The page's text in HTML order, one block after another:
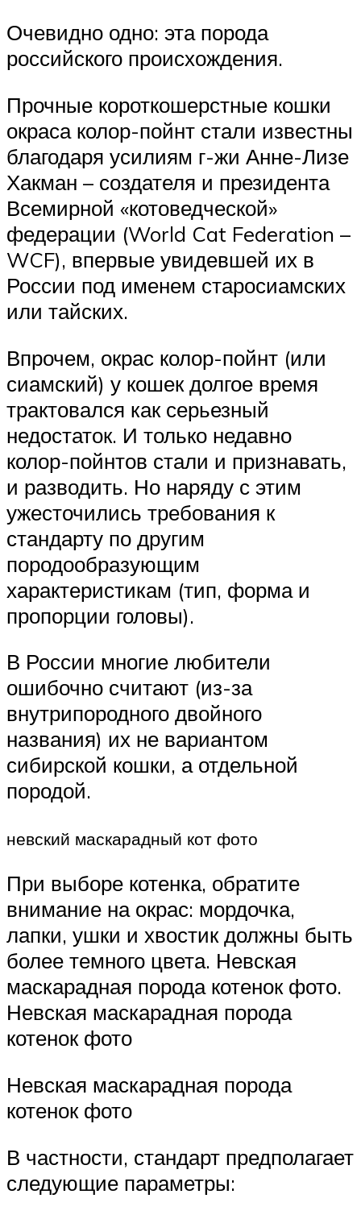
Очевидно одно: эта порода
российского происхождения.
Прочные короткошерстные кошки
окраса колор-пойнт стали известны
благодаря усилиям г-жи Анне-Лизе
Хакман – создателя и президента
Всемирной «котоведческой»
федерации (World Cat Federation –
WCF), впервые увидевшей их в
России под именем старосиамских
или тайских.
Впрочем, окрас колор-пойнт (или
сиамский) у кошек долгое время
трактовался как серьезный
недостаток. И только недавно
колор-пойнтов стали и признавать,
и разводить. Но наряду с этим
ужесточились требования к
стандарту по другим
породообразующим
характеристикам (тип, форма и
пропорции головы).
В России многие любители
ошибочно считают (из-за
внутрипородного двойного
названия) их не вариантом
сибирской кошки, а отдельной
породой.
невский маскарадный кот фото
При выборе котенка, обратите
внимание на окрас: мордочка,
лапки, ушки и хвостик должны быть
более темного цвета. Невская
маскарадная порода котенок фото.
Невская маскарадная порода
котенок фото
Невская маскарадная порода
котенок фото
В частности, стандарт предполагает
следующие параметры: